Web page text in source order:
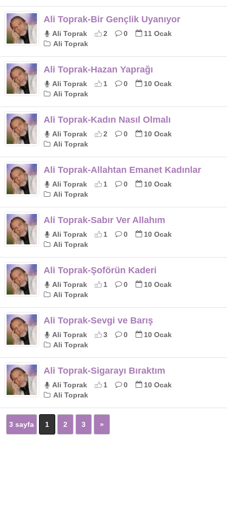
Ali Toprak-Bir Gençlik Uyanıyor
Ali Toprak 2 0
11 Ocak
Ali Toprak
Ali Toprak-Hazan Yaprağı
Ali Toprak 1 0
10 Ocak
Ali Toprak
Ali Toprak-Kadın Nasıl Olmalı
Ali Toprak 2 0
10 Ocak
Ali Toprak
Ali Toprak-Allahtan Emanet Kadınlar
Ali Toprak 1 0
10 Ocak
Ali Toprak
Ali Toprak-Sabır Ver Allahım
Ali Toprak 1 0
10 Ocak
Ali Toprak
Ali Toprak-Şoförün Kaderi
Ali Toprak 1 0
10 Ocak
Ali Toprak
Ali Toprak-Sevgi ve Barış
Ali Toprak 3 0
10 Ocak
Ali Toprak
Ali Toprak-Sigarayı Bıraktım
Ali Toprak 1 0
10 Ocak
Ali Toprak
3 sayfa 1 2 3 »